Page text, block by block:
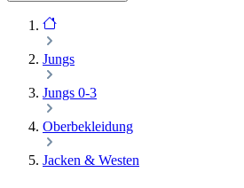
Jungs
Jungs 0-3
Oberbekleidung
Jacken & Westen